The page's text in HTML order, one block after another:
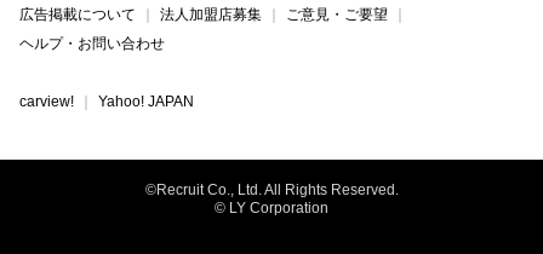
広告掲載について
法人加盟店募集
ご意見・ご要望
ヘルプ・お問い合わせ
carview! Yahoo! JAPAN
©Recruit Co., Ltd. All Rights Reserved.
© LY Corporation